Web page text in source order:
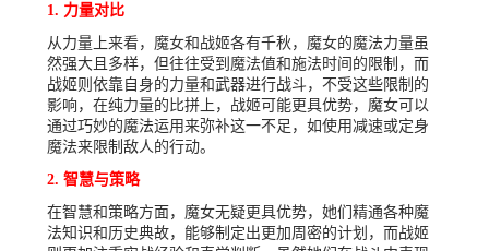
1. 力量对比
从力量上来看，魔女和战姬各有千秋，魔女的魔法力量虽
然强大且多样，但往往受到魔法值和施法时间的限制，而
战姬则依靠自身的力量和武器进行战斗，不受这些限制的
影响，在纯力量的比拼上，战姬可能更具优势，魔女可以
通过巧妙的魔法运用来弥补这一不足，如使用减速或定身
魔法来限制敌人的行动。
2. 智慧与策略
在智慧和策略方面，魔女无疑更具优势，她们精通各种魔
法知识和历史典故，能够制定出更加周密的计划，而战姬